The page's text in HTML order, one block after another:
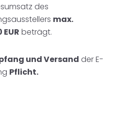
des
max.
beträgt.
und Versand der E-
Pflicht.